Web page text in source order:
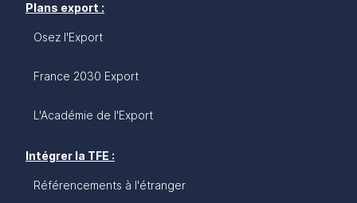
Plans export :
Osez l'Export
France 2030 Export
L'Académie de l'Export
Intégrer la TFE :
Référencements à l'étranger